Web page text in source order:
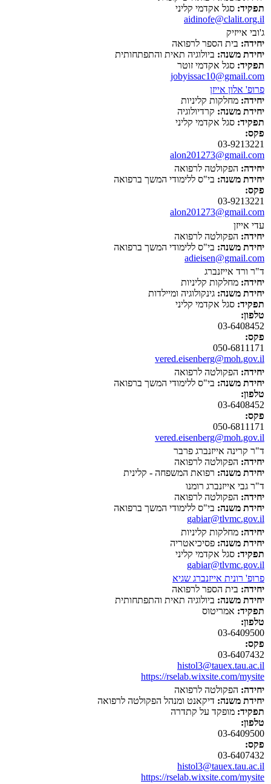
תפקיד: סגל אקדמי קליני
aidinofe@clalit.org.il
ג'ובי אייזיק
יחידה: בית הספר לרפואה
יחידת משנה: ביולוגיה תאית והתפתחותית
תפקיד: סגל אקדמי זוטר
jobyissac10@gmail.com
פרופ' אלון אייזן
יחידה: מחלקות קליניות
יחידת משנה: קרדיולוגיה
תפקיד: סגל אקדמי קליני
פקס:
03-9213221
alon201273@gmail.com
יחידה: הפקולטה לרפואה
יחידת משנה: בי"ס ללימודי המשך ברפואה
פקס:
03-9213221
alon201273@gmail.com
עדי אייזן
יחידה: הפקולטה לרפואה
יחידת משנה: בי"ס ללימודי המשך ברפואה
adieisen@gmail.com
ד"ר ורד אייזנברג
יחידה: מחלקות קליניות
יחידת משנה: גינקולוגיה ומיילדות
תפקיד: סגל אקדמי קליני
טלפון:
03-6408452
פקס:
050-6811171
vered.eisenberg@moh.gov.il
יחידה: הפקולטה לרפואה
יחידת משנה: בי"ס ללימודי המשך ברפואה
טלפון:
03-6408452
פקס:
050-6811171
vered.eisenberg@moh.gov.il
ד"ר קרינה אייזנברג פרבר
יחידה: הפקולטה לרפואה
יחידת משנה: רפואת המשפחה - קלינית
ד"ר גבי אייזנברג רומנו
יחידה: הפקולטה לרפואה
יחידת משנה: בי"ס ללימודי המשך ברפואה
gabiar@tlvmc.gov.il
יחידה: מחלקות קליניות
יחידת משנה: פסיכיאטריה
תפקיד: סגל אקדמי קליני
gabiar@tlvmc.gov.il
פרופ' רונית אייזנברג שגיא
יחידה: בית הספר לרפואה
יחידת משנה: ביולוגיה תאית והתפתחותית
תפקיד: אמריטוס
טלפון:
03-6409500
פקס:
03-6407432
histol3@tauex.tau.ac.il
https://rselab.wixsite.com/mysite
יחידה: הפקולטה לרפואה
יחידת משנה: דיקאנט ומנהל הפקולטה לרפואה
תפקיד: מופקד על קתדרה
טלפון:
03-6409500
פקס:
03-6407432
histol3@tauex.tau.ac.il
https://rselab.wixsite.com/mysite